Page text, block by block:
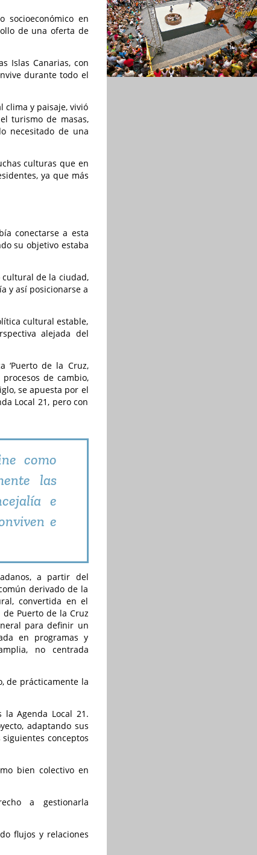
socioeconómico en
de una oferta de
Islas Canarias, con
durante todo el
clima y paisaje, vivió
turismo de masas,
necesitado de una
culturas que en
ya que más
conectarse a esta
su objetivo estaba
cultural de la ciudad,
y así posicionarse a
cultural estable,
alejada del
‘Puerto de la Cruz,
de cambio,
se apuesta por el
Local 21, pero con
como
las
e
e
a partir del
derivado de la
convertida en el
Puerto de la Cruz
para definir un
en programas y
no centrada
de prácticamente la
la Agenda Local 21.
adaptando sus
conceptos
bien colectivo en
a gestionarla
flujos y relaciones